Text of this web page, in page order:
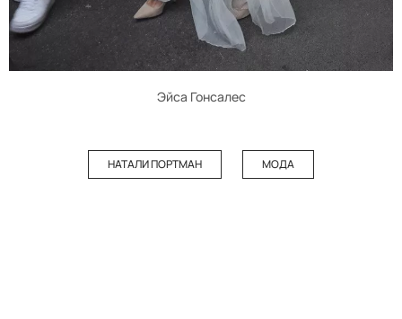
Эйса Гонсалес
НАТАЛИ ПОРТМАН МОДА